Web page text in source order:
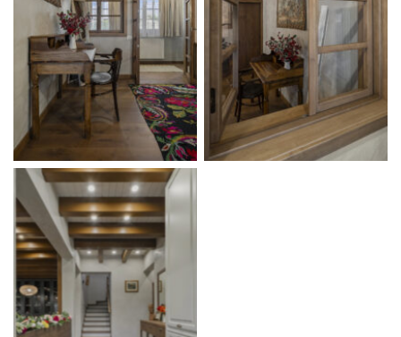
No Caption No Caption
No Caption